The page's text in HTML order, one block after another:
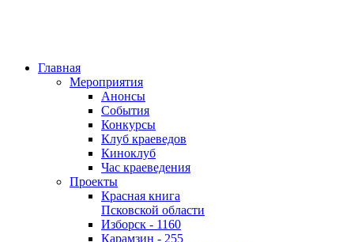
Главная
Мероприятия
Анонсы
События
Конкурсы
Клуб краеведов
Киноклуб
Час краеведения
Проекты
Красная книга
Псковской области
Изборск - 1160
Карамзин - 255